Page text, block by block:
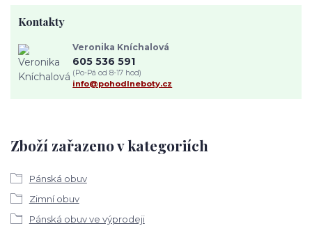
Zboží zařazeno v kategoriích
Pánská obuv
Zimní obuv
Pánská obuv ve výprodeji
Kontakty
Veronika Kníchalová
605 536 591
(Po-Pá od 8-17 hod)
info@pohodlneboty.cz